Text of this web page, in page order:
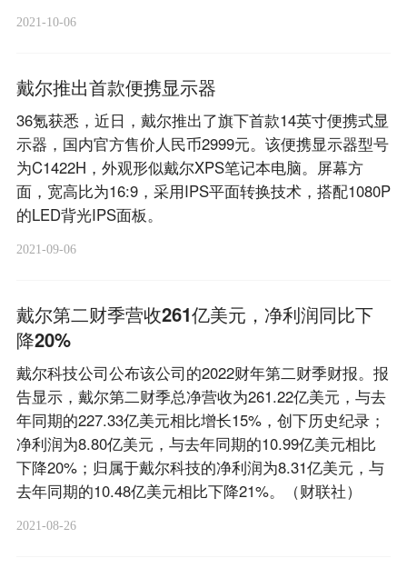
2021-10-06
戴尔推出首款便携显示器
36氪获悉，近日，戴尔推出了旗下首款14英寸便携式显
示器，国内官方售价人民币2999元。该便携显示器型号
为C1422H，外观形似戴尔XPS笔记本电脑。屏幕方
面，宽高比为16:9，采用IPS平面转换技术，搭配1080P
的LED背光IPS面板。
2021-09-06
戴尔第二财季营收261亿美元，净利润同比下
降20%
戴尔科技公司公布该公司的2022财年第二财季财报。报
告显示，戴尔第二财季总净营收为261.22亿美元，与去
年同期的227.33亿美元相比增长15%，创下历史纪录；
净利润为8.80亿美元，与去年同期的10.99亿美元相比
下降20%；归属于戴尔科技的净利润为8.31亿美元，与
去年同期的10.48亿美元相比下降21%。（财联社）
2021-08-26